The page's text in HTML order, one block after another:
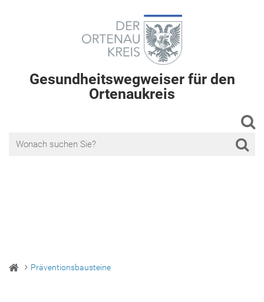
Gesundheitswegweiser für den
Ortenaukreis
Präventionsbausteine